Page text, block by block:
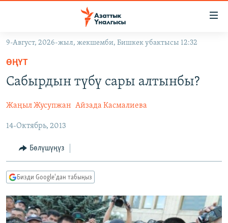
Навигацияга
өтүңүз
Издөөгө
салыңыз
КЫРГЫЗСТАН
КЫРГЫЗСТАН
САЯСАТ
ЭКОНОМИКА
МАДАНИЯТ
ДҮЙНӨ
БОРБОР АЗИЯ
УКРАИНА
АТАЙЫН ИЛИКТӨӨ
ТВ ПРОГРАММАЛАР
БҮГҮН АЗАТТЫКТА
ЭКСПЕРТТЕР ТАЛДАЙТ
БИЗ ЖАНА ДҮЙНӨ
ДАНИСТЕ
ПОДКАСТ
ӨЗГӨЧӨ ПИКИР
Русский
9-Август, 2026-жыл, жекшемби, Бишкек убактысы 12:32
ӨҢҮТ
Сабырдын түбү сары алтынбы?
Жаңыл Жусупжан Айзада Касмалиева
14-Октябрь, 2013
Бөлүшүңүз
Бизди Google'дан табыңыз